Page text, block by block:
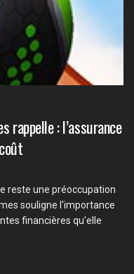
rappelle : l’assurance
reste une préoccupation
souligne l'importance
financières qu'elle